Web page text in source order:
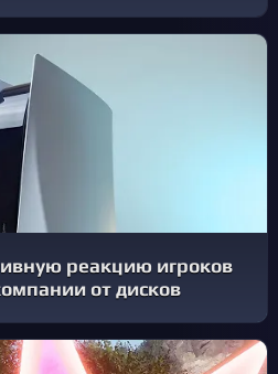
реакцию игроков
от дисков